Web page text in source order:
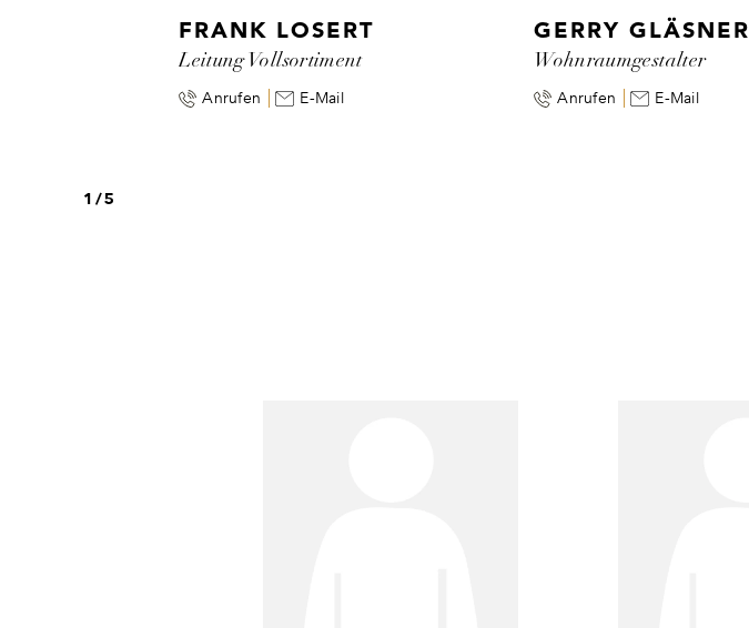
FRANK LOSERT
Leitung Vollsortiment
Anrufen E-Mail
GERRY GLÄSNER
Wohnraumgestalter
Anrufen E-Mail
1/5